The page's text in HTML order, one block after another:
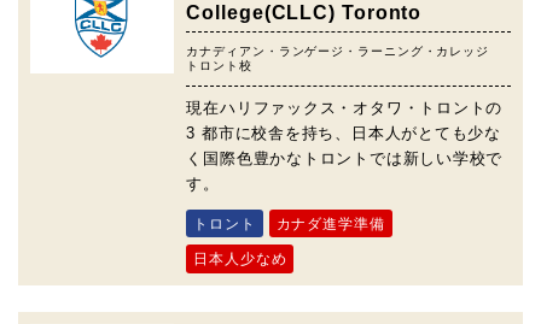
College(CLLC) Toronto
カナディアン・ランゲージ・ラーニング・カレッジ
トロント校
現在ハリファックス・オタワ・トロントの
3 都市に校舎を持ち、日本人がとても少な
く国際色豊かなトロントでは新しい学校で
す。
トロント カナダ進学準備
日本人少なめ